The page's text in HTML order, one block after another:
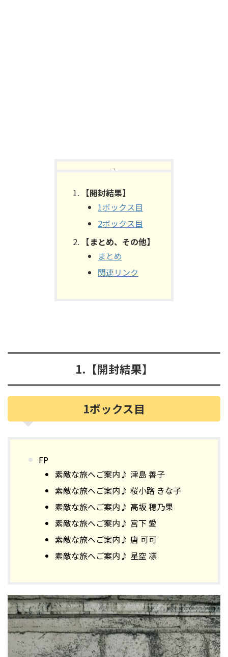
【開封結果】
1ボックス目
2ボックス目
【まとめ、その他】
まとめ
関連リンク
1. 【開封結果】
1ボックス目
FP
素敵な旅へご案内♪ 津島 善子
素敵な旅へご案内♪ 桜小路 きな子
素敵な旅へご案内♪ 高坂 穂乃果
素敵な旅へご案内♪ 宮下 愛
素敵な旅へご案内♪ 唐 可可
素敵な旅へご案内♪ 星空 凛